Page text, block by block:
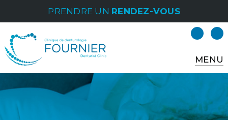
PRENDRE UN RENDEZ-VOUS
MENU